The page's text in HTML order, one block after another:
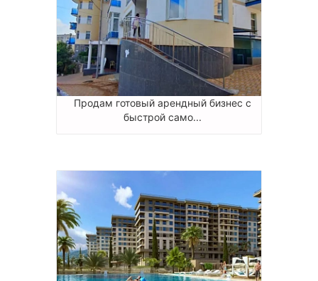
Продам готовый арендный бизнес с
быстрой само...